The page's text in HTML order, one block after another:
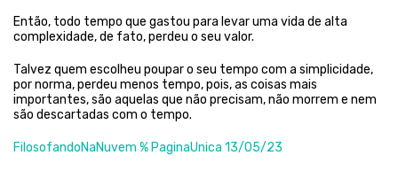
Então, todo tempo que gastou para levar uma vida de alta
complexidade, de fato, perdeu o seu valor.
Talvez quem escolheu poupar o seu tempo com a simplicidade,
por norma, perdeu menos tempo, pois, as coisas mais
importantes, são aquelas que não precisam, não morrem e nem
são descartadas com o tempo.
FilosofandoNaNuvem % PaginaUnica 13/05/23